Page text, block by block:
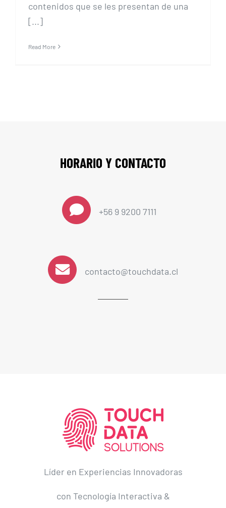
contenidos que se les presentan de una
[...]
Read More
HORARIO Y CONTACTO
+56 9 9200 7111
contacto@touchdata.cl
Líder en Experiencias Innovadoras
con Tecnología Interactiva &